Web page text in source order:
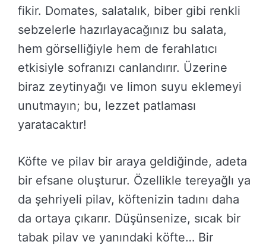
fikir. Domates, salatalık, biber gibi renkli
sebzelerle hazırlayacağınız bu salata,
hem görselliğiyle hem de ferahlatıcı
etkisiyle sofranızı canlandırır. Üzerine
biraz zeytinyağı ve limon suyu eklemeyi
unutmayın; bu, lezzet patlaması
yaratacaktır!
Köfte ve pilav bir araya geldiğinde, adeta
bir efsane oluşturur. Özellikle tereyağlı ya
da şehriyeli pilav, köftenizin tadını daha
da ortaya çıkarır. Düşünsenize, sıcak bir
tabak pilav ve yanındaki köfte… Bir